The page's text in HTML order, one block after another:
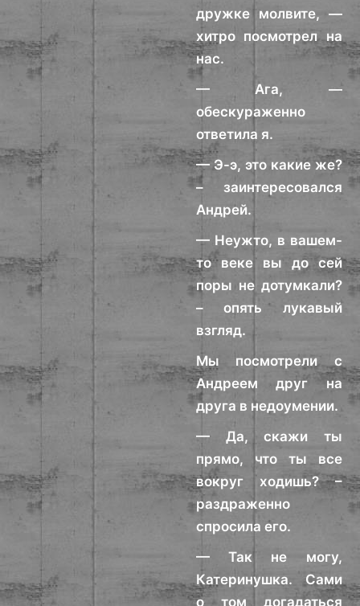
дружке молвите, —
хитро посмотрел на
нас.
— Ага, —
обескураженно
ответила я.
— Э-э, это какие же?
– заинтересовался
Андрей.
— Неужто, в вашем-
то веке вы до сей
поры не дотумкали?
– опять лукавый
взгляд.
Мы посмотрели с
Андреем друг на
друга в недоумении.
— Да, скажи ты
прямо, что ты все
вокруг ходишь? –
раздраженно
спросила его.
— Так не могу,
Катеринушка. Сами
о том догадаться